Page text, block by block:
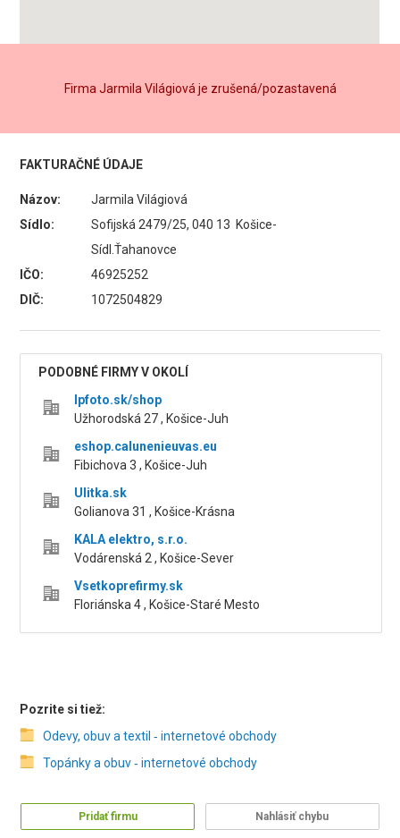
Firma Jarmila Világiová je zrušená/pozastavená
FAKTURAČNÉ ÚDAJE
Názov:
Jarmila Világiová
Sídlo:
Sofijská 2479/25, 040 13 Košice-
Sídl.Ťahanovce
IČO:
46925252
DIČ:
1072504829
PODOBNÉ FIRMY V OKOLÍ
Ipfoto.sk/shop
Užhorodská 27 , Košice-Juh
eshop.calunenieuvas.eu
Fibichova 3 , Košice-Juh
Ulitka.sk
Golianova 31 , Košice-Krásna
KALA elektro, s.r.o.
Vodárenská 2 , Košice-Sever
Vsetkoprefirmy.sk
Floriánska 4 , Košice-Staré Mesto
Pozrite si tiež:
Odevy, obuv a textil ‑ internetové obchody
Topánky a obuv ‑ internetové obchody
Pridať firmu Nahlásiť chybu